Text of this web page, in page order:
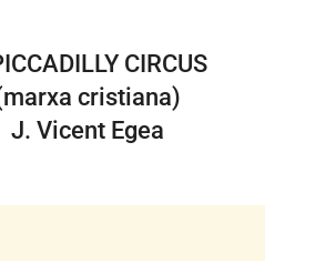
CIRCUS
cristiana)
J. Vicent Egea